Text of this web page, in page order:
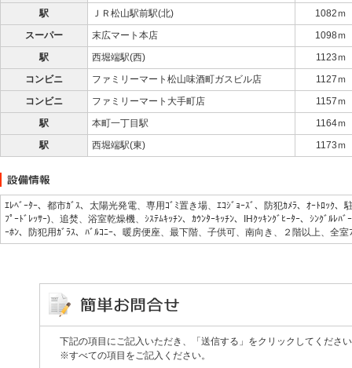
駅
ＪＲ松山駅前駅(北)
1082ｍ
スーパー
末広マート本店
1098ｍ
駅
西堀端駅(西)
1123ｍ
コンビニ
ファミリーマート松山味酒町ガスビル店
1127ｍ
コンビニ
ファミリーマート大手町店
1157ｍ
駅
本町一丁目駅
1164ｍ
駅
西堀端駅(東) 1173ｍ
ｴﾚﾍﾞｰﾀｰ、都市ｶﾞｽ、太陽光発電、専用ｺﾞﾐ置き場、ｴｺｼﾞｮｰｽﾞ、防犯ｶﾒﾗ、ｵｰﾄﾛｯｸ
ﾌﾟｰﾄﾞﾚｯｻｰ)、追焚、浴室乾燥機、ｼｽﾃﾑｷｯﾁﾝ、ｶｳﾝﾀｰｷｯﾁﾝ、IHｸｯｷﾝｸﾞﾋｰﾀｰ、ｼﾝｸﾞﾙﾚ
ｰﾎﾝ、防犯用ｶﾞﾗｽ、ﾊﾞﾙｺﾆｰ、暖房便座、最下階、子供可、南向き、２階以上、全室
下記の項目にご記入いただき、「送信する」をクリックしてくださ
※すべての項目をご記入ください。